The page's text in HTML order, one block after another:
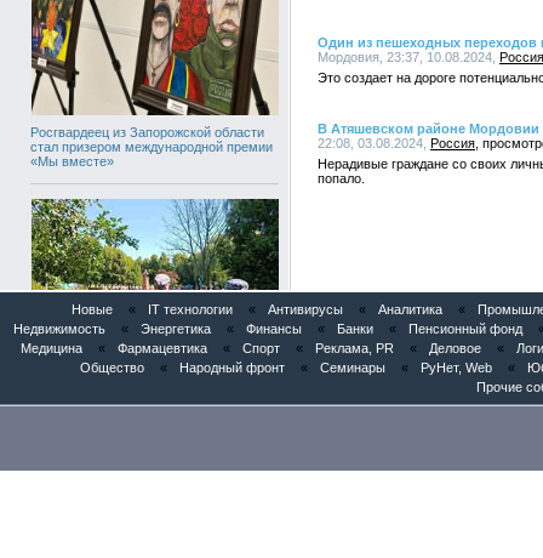
Росгвардеец из Запорожской области
стал призером международной премии
«Мы вместе»
Дня ВДВ
Один из пешеходных переходов
Мордовия, 23:37, 10.08.2024, Россия
Это создает на дороге
В Атяшевском районе Мордовии
22:08, 03.08.2024, Россия
Нерадивые граждане со своих
попало.
Новые « IT технологии « Антивирусы « Аналитика «
Недвижимость
« Энергетика « Финансы « Банки « Пенсионный фонд
Медицина
« Фармацевтика « Спорт « Реклама, PR « Деловое «
Общество
« Народный фронт « Семинары « РуНет, Web «
Прочие